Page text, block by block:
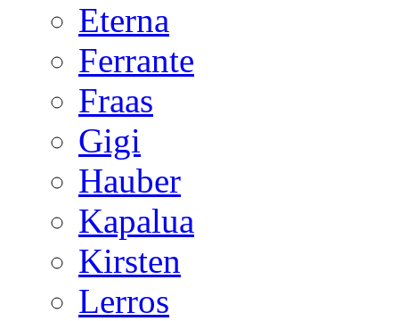
Eterna
Ferrante
Fraas
Gigi
Hauber
Kapalua
Kirsten
Lerros